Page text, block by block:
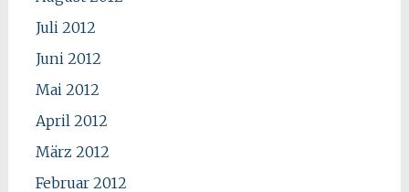
Juli 2012
Juni 2012
Mai 2012
April 2012
März 2012
Februar 2012